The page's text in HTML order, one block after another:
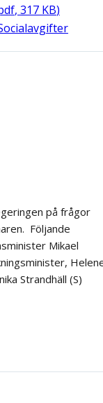
, 317 KB)
på frågor
Följande
Mikael
Strandhäll (S)